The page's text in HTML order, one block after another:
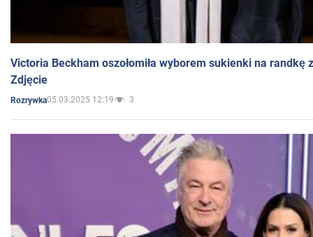
Victoria Beckham oszołomiła wyborem sukienki na randkę
Zdjęcie
Rozrywka05.03.2025 12:19 3